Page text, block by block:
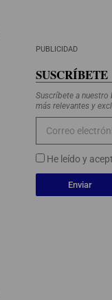
PUBLICIDAD
SUSCRÍBETE
Suscríbete a
más relevantes y
He leído y
Enviar